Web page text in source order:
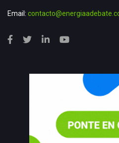
Email: